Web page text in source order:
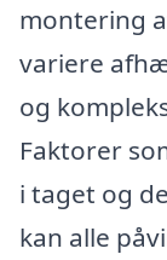
montering
variere
og
Faktorer
i taget og
kan alle